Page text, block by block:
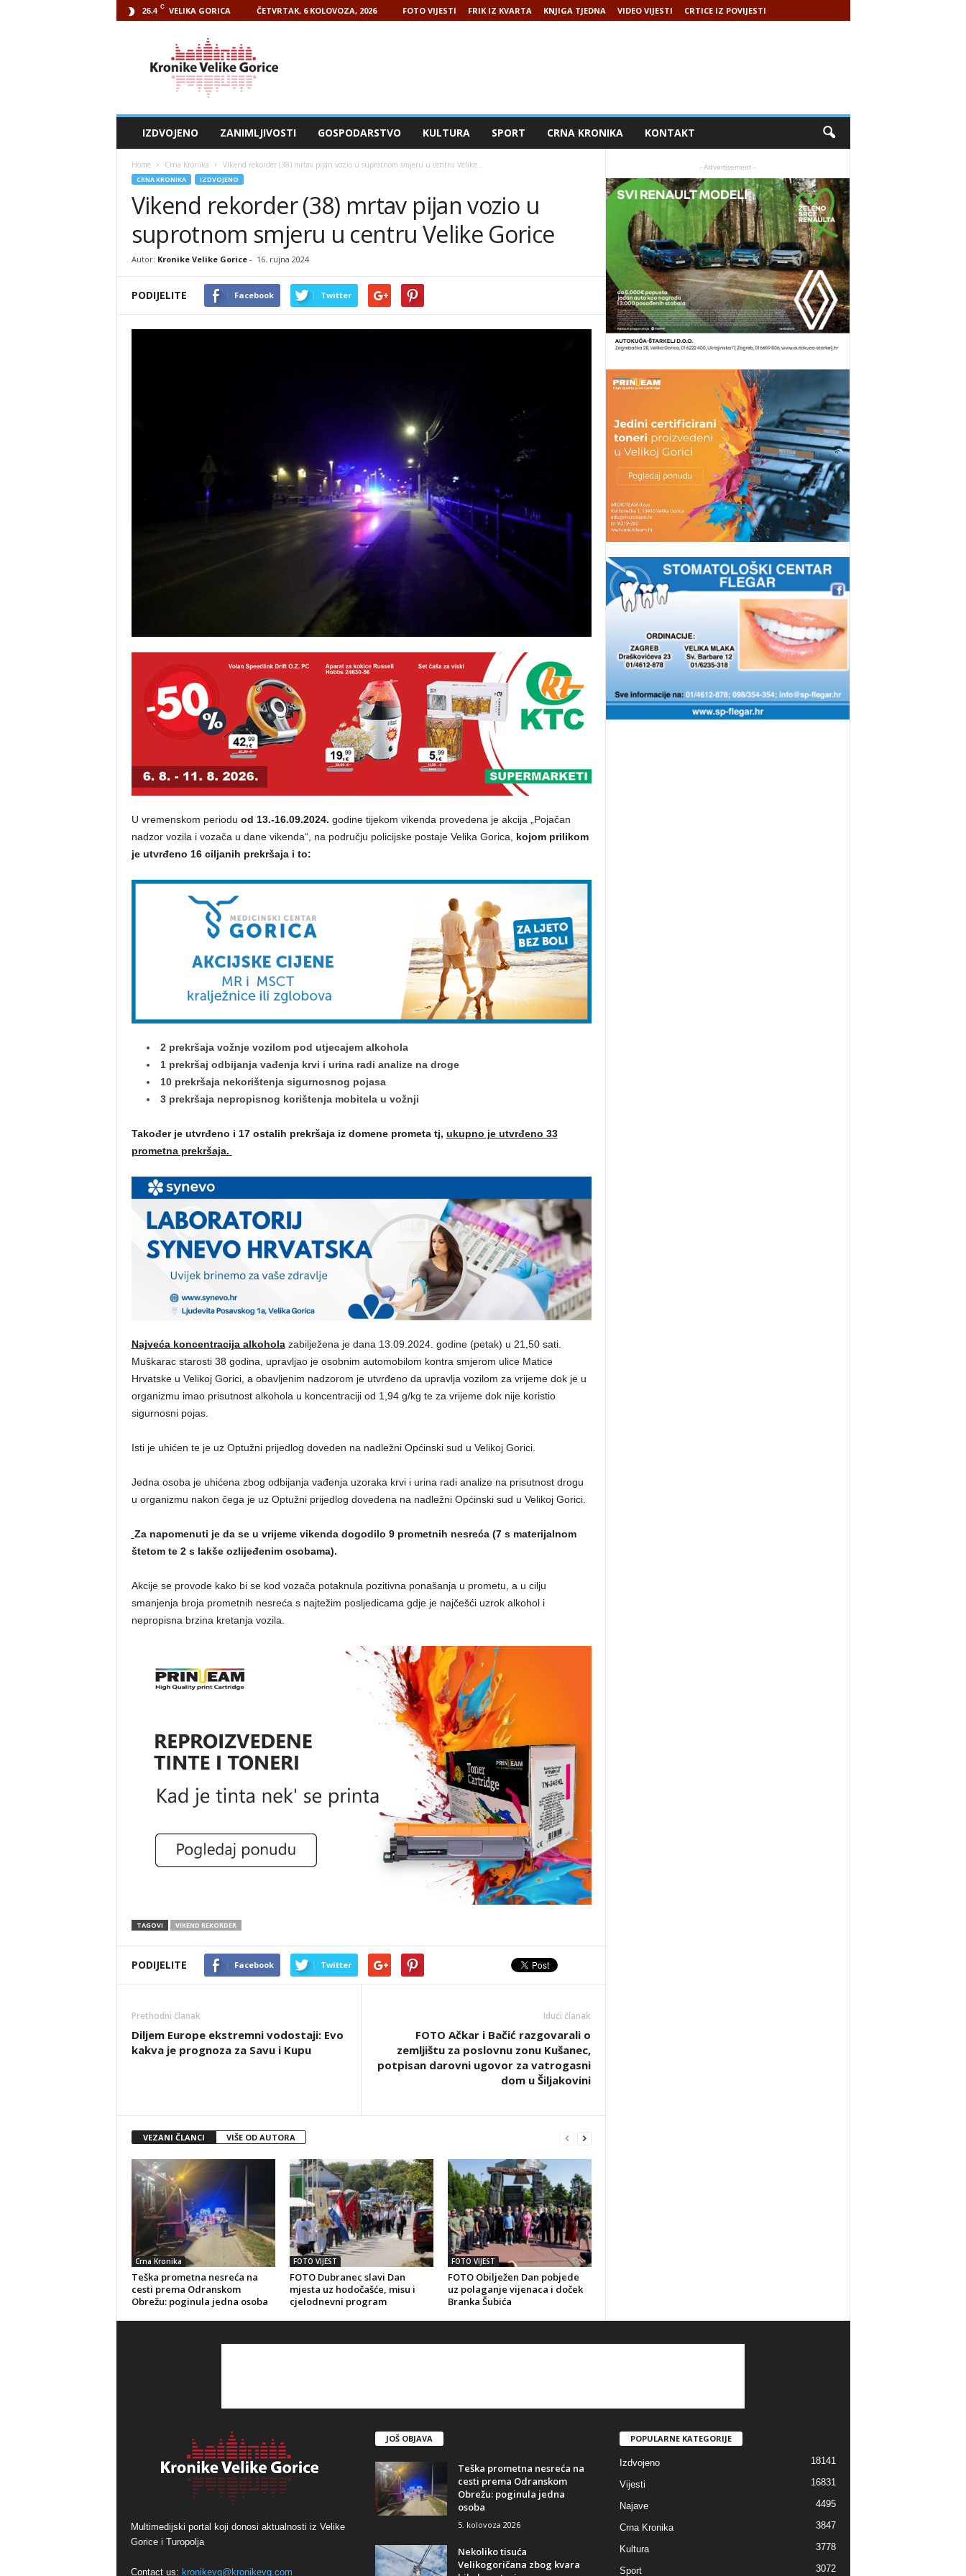
26.4 C VELIKA GORICA ČETVRTAK, 6 KOLOVOZA, 2026 FOTO VIJESTI FRIK IZ KVARTA KNJIGA TJEDNA VIDEO VIJESTI CRTICE IZ POVIJESTI
IZDVOJENO ZANIMLJIVOSTI GOSPODARSTVO KULTURA SPORT CRNA KRONIKA KONTAKT
Home Crna Kronika Vikend rekorder (38) mrtav pijan vozio u suprotnom smjeru u centru Velike...
CRNA KRONIKA IZDVOJENO
Vikend rekorder (38) mrtav pijan vozio u
suprotnom smjeru u centru Velike Gorice
Autor: Kronike Velike Gorice- 16. rujna 2024
PODIJELITE Facebook Twitter
U vremenskom periodu od 13.-16.09.2024. godine tijekom vikenda provedena je akcija „Pojačan
nadzor vozila i vozača u dane vikenda“, na području policijske postaje Velika Gorica, kojom prilikom
je utvrđeno 16 ciljanih prekršaja i to:
2 prekršaja vožnje vozilom pod utjecajem alkohola
1 prekršaj odbijanja vađenja krvi i urina radi analize na droge
10 prekršaja nekorištenja sigurnosnog pojasa
3 prekršaja nepropisnog korištenja mobitela u vožnji
Također je utvrđeno i 17 ostalih prekršaja iz domene prometa tj, ukupno je utvrđeno 33
prometna prekršaja.
Najveća koncentracija alkoholazabilježena je dana 13.09.2024. godine (petak) u 21,50 sati.
Muškarac starosti 38 godina, upravljao je osobnim automobilom kontra smjerom ulice Matice
Hrvatske u Velikoj Gorici, a obavljenim nadzorom je utvrđeno da upravlja vozilom za vrijeme dok je u
organizmu imao prisutnost alkohola u koncentraciji od 1,94 g/kg te za vrijeme dok nije koristio
sigurnosni pojas.
Isti je uhićen te je uz Optužni prijedlog doveden na nadležni Općinski sud u Velikoj Gorici.
Jedna osoba je uhićena zbog odbijanja vađenja uzoraka krvi i urina radi analize na prisutnost drogu
u organizmu nakon čega je uz Optužni prijedlog dovedena na nadležni Općinski sud u Velikoj Gorici.
Za napomenuti je da se u vrijeme vikenda dogodilo 9 prometnih nesreća (7 s materijalnom
štetom te 2 s lakše ozlijeđenim osobama).
Akcije se provode kako bi se kod vozača potaknula pozitivna ponašanja u prometu, a u cilju
smanjenja broja prometnih nesreća s najtežim posljedicama gdje je najčešći uzrok alkohol i
nepropisna brzina kretanja vozila.
TAGOVI VIKEND REKORDER
PODIJELITE Facebook Twitter
Prethodni članak
Diljem Europe ekstremni vodostaji: Evo
kakva je prognoza za Savu i Kupu
Idući članak
FOTO Ačkar i Bačić razgovarali o
zemljištu za poslovnu zonu Kušanec,
potpisan darovni ugovor za vatrogasni
dom u Šiljakovini
VEZANI ČLANCI VIŠE OD AUTORA
Crna Kronika
Teška prometna nesreća na
cesti prema Odranskom
Obrežu: poginula jedna osoba
FOTO VIJEST
FOTO Dubranec slavi Dan
mjesta uz hodočašće, misu i
cjelodnevni program
FOTO VIJEST
FOTO Obilježen Dan pobjede
uz polaganje vijenaca i doček
Branka Šubića
- Advertisement -
Multimedijski portal koji donosi aktualnosti iz Velike
Gorice i Turopolja
Contact us: kronikevg@kronikevg.com
JOŠ OBJAVA
Teška prometna nesreća na
cesti prema Odranskom
Obrežu: poginula jedna
osoba
5. kolovoza 2026
Nekoliko tisuća
Velikogoričana zbog kvara
POPULARNE KATEGORIJE
Izdvojeno 18141
Vijesti 16831
Najave 4495
Crna Kronika 3847
Kultura 3778
Sport 3072